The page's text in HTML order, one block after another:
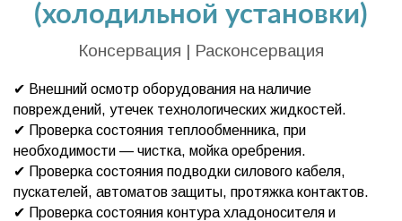
(холодильной установки)
Консервация | Расконсервация
✔ Внешний осмотр оборудования на наличие
повреждений, утечек технологических жидкостей.
✔ Проверка состояния теплообменника, при
необходимости — чистка, мойка оребрения.
✔ Проверка состояния подводки силового кабеля,
пускателей, автоматов защиты, протяжка контактов.
✔ Проверка состояния контура хладоносителя и